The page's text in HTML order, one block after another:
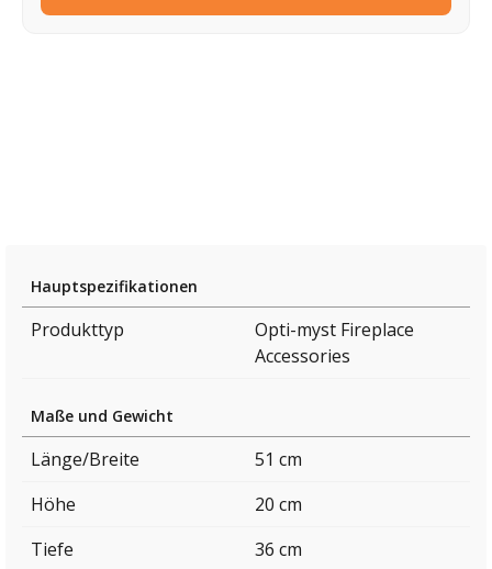
Hauptspezifikationen
Produkttyp
Opti-myst Fireplace
Accessories
Maße und Gewicht
Länge/Breite
51 cm
Höhe
20 cm
Tiefe
36 cm